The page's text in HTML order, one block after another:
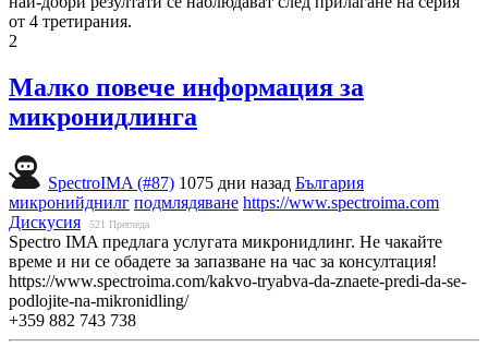
от 4 третирания.
2
Малко повече информация за
микронидлинга
SpectroIMA (#87) 1075 дни назад България
микронийднилг подмлядяване https://www.spectroima.com
Дискусия
521 Прегледа
Spectro IMA предлага услугата микронидлинг. Не чакайте
време и ни се обадете за запазване на час за консултация!
https://www.spectroima.com/kakvo-tryabva-da-znaete-predi-da-se-
podlojite-na-mikronidling/
+359 882 743 738